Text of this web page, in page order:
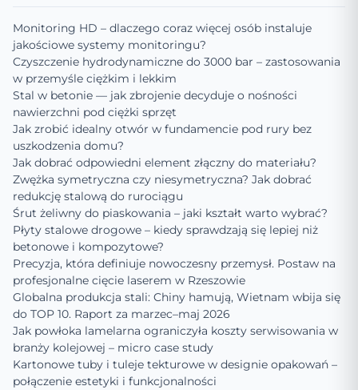
Monitoring HD – dlaczego coraz więcej osób instaluje
jakościowe systemy monitoringu?
Czyszczenie hydrodynamiczne do 3000 bar – zastosowania
w przemyśle ciężkim i lekkim
Stal w betonie — jak zbrojenie decyduje o nośności
nawierzchni pod ciężki sprzęt
Jak zrobić idealny otwór w fundamencie pod rury bez
uszkodzenia domu?
Jak dobrać odpowiedni element złączny do materiału?
Zwężka symetryczna czy niesymetryczna? Jak dobrać
redukcję stalową do rurociągu
Śrut żeliwny do piaskowania – jaki kształt warto wybrać?
Płyty stalowe drogowe – kiedy sprawdzają się lepiej niż
betonowe i kompozytowe?
Precyzja, która definiuje nowoczesny przemysł. Postaw na
profesjonalne cięcie laserem w Rzeszowie
Globalna produkcja stali: Chiny hamują, Wietnam wbija się
do TOP 10. Raport za marzec–maj 2026
Jak powłoka lamelarna ograniczyła koszty serwisowania w
branży kolejowej – micro case study
Kartonowe tuby i tuleje tekturowe w designie opakowań –
połączenie estetyki i funkcjonalności